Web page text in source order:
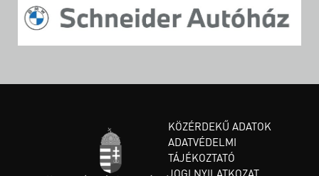
KÖZÉRDEKŰ ADATOK
ADATVÉDELMI
TÁJÉKOZTATÓ